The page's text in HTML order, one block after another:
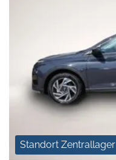
Standort Zentrallager